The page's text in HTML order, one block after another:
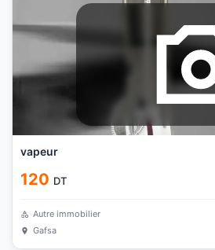
vapeur
120 DT
Autre immobilier
Gafsa